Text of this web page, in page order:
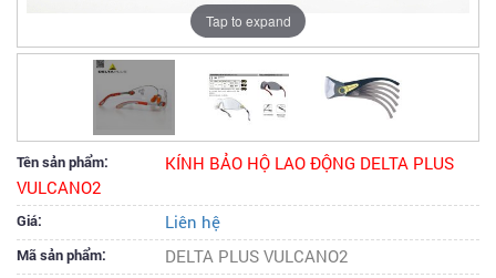
Tap to expand
Tên sản phẩm:
KÍNH BẢO HỘ LAO ĐỘNG DELTA PLUS
VULCANO2
Giá: Liên hệ
Mã sản phẩm: DELTA PLUS VULCANO2